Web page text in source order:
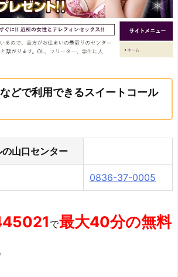
どで利用できるスイートコール
山口センター
0836-37-0005
で最大40分の無料